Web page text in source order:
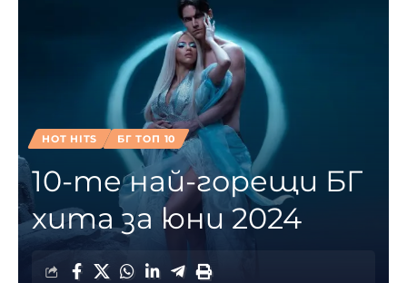
HOT HITS БГ ТОП 10
10-те най-горещи БГ
хита за юни 2024